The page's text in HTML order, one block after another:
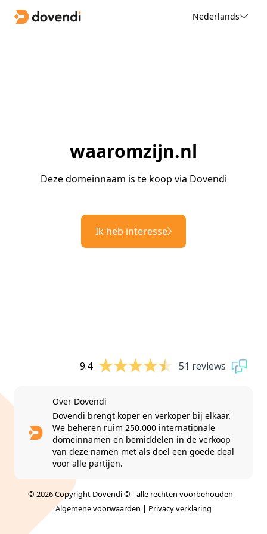
Nederlands
waaromzijn.nl
Deze domeinnaam is te koop via Dovendi
Ik heb interesse
9.4 51 reviews
Over Dovendi
Dovendi brengt koper en verkoper bij elkaar.
We beheren ruim 250.000 internationale
domeinnamen en bemiddelen in de verkoop
van deze namen met als doel een goede deal
voor alle partijen.
© 2026 Copyright Dovendi © - alle rechten voorbehouden |
Algemene voorwaarden | Privacy verklaring